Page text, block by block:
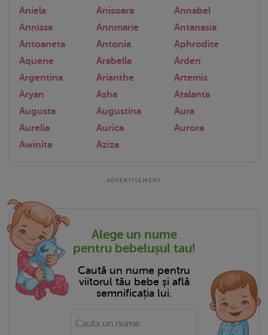
Aniela
Anisoara
Annabel
Annissa
Annmarie
Antanasia
Antoaneta
Antonia
Aphrodite
Aquene
Arabella
Arden
Argentina
Arianthe
Artemis
Aryan
Asha
Atalanta
Augusta
Augustina
Aura
Aurelia
Aurica
Aurora
Awinita
Aziza
Alege un nume
pentru bebelușul tau!
Caută un nume pentru
viitorul tău bebe și află
semnificația lui.